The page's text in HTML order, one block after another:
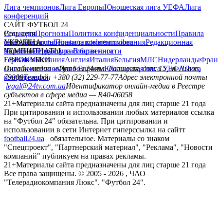
Лига чемпионовЛига ЕвропыЮношеская лига УЕФАЛига
конференций
САЙТ ФУТБОЛ 24
РедакцияПрогнозыПолитика конфиденциальностиПравила
сайтуКонтактыПравила комментированияРедакционная
политикаСтруктура собственности
Соц. сети
facebookxyoutubeinstagramtelegramviber
УКРАИНА
УкраинаПервая лигаВторая лига
ЧЕМПИОНАТЫ
ГерманияИспанияАнглияИталияБельгияМЛСНидерланды
ЕВРОКУБКИ
Лига чемпионовЛига ЕвропыЮношеская лига УЕФАЛига
конференций
Онлайн-медиа «Футбол 24»пл. Галицкая, дом. 15, м. Львов,
79008Телефон +380 (32) 229-77-77Адрес электронной почты
legal@24tv.com.uaИдентификатор онлайн-медиа в Реестре
субъектов в сфере медиа — R40-06058
21+Материалы сайта предназначены для лиц старше 21 года
При цитировании и использовании любых материалов ссылка
на "Футбол 24" обязательна. При цитировании и
использовании в сети Интернет гиперссылка на сайтт
football24.ua
обязательное. Материалы со знаком
"Спецпроект", "Партнерский материал", "Реклама", "Новости
компаний" публикуем на правах рекламы.
21+Материалы сайта предназначены для лиц старше 21 года
Все права защищены. © 2005 - 2026 , ЧАО
"Телерадиокомпания Люкс". "Футбол 24".